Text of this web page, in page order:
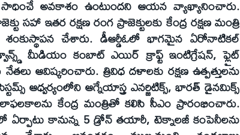
సాధించే అవకాశం ఉంటుందని ఆయన వ్యాఖ్యానించారు.
సహా ఇతర రక్షణ రంగ ప్రాజెక్టులకు కేంద్ర రక్షణ మంత్రి
చేశారు. డీఆర్డీఓలో భాగమైన ఏరోనాటికల్
మీడియం కంబాట్ ఎయిర్ క్రాఫ్ట్ ఇంటిగ్రేషన్, ఫ్లైట్
నేతలు ఆవిష్కరించారు. త్రివిధ దళాలకు రక్షణ ఉత్పత్తులను
ఆధ్వర్యంలోని ఆగ్నేయాస్త్ర ఎనర్జిటిక్స్, భారత్ డైనమిక్స్
కేంద్ర మంత్రితో కలిసి సీఎం ప్రారంభించారు.
ఏర్పాటు కానున్న 5 డ్రోన్ తయారీ, టెక్నాలజీ కంపెనీలను